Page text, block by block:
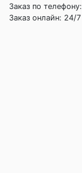
Заказ по
Заказ онлайн: 24/7